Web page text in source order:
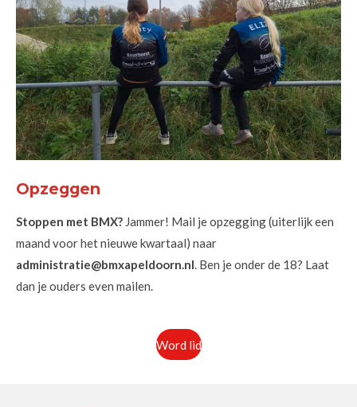
Opzeggen
Stoppen met BMX? Jammer! Mail je opzegging (uiterlijk een
maand voor het nieuwe kwartaal) naar
administratie@bmxapeldoorn.nl. Ben je onder de 18? Laat
dan je ouders even mailen.
Word lid